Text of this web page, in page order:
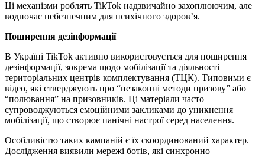
Ці механізми роблять TikTok надзвичайно захоплюючим, але
водночас небезпечним для психічного здоров’я.
Поширення дезінформації
В Україні TikTok активно використовується для поширення
дезінформації, зокрема щодо мобілізації та діяльності
територіальних центрів комплектування (ТЦК). Типовими є
відео, які стверджують про “незаконні методи призову” або
“полювання” на призовників. Ці матеріали часто
супроводжуються емоційними закликами до уникнення
мобілізації, що створює панічні настрої серед населення.
Особливістю таких кампаній є їх скоординований характер.
Дослідження виявили мережі ботів, які синхронно